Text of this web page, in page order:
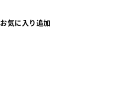
お気に入り追加